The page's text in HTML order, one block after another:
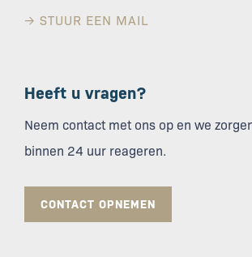
→ STUUR EEN MAIL
Heeft u vragen?
Neem contact met ons op en we
binnen 24 uur reageren.
CONTACT OPNEMEN